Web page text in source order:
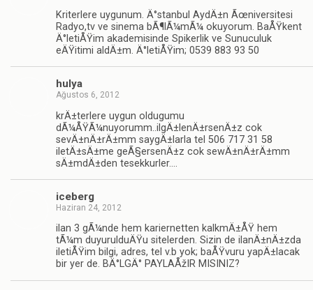
Kriterlere uygunum. Ä°stanbul AydÄ±n Ãœniversitesi
Radyo,tv ve sinema bÃ¶lÃ¼mÃ¼ okuyorum. BaÅŸkent
Ä°letiÅŸim akademisinde Spikerlik ve Sunuculuk
eÄŸitimi aldÄ±m. Ä°letiÅŸim; 0539 883 93 50
hulya
Ağustos 6, 2012
krÄ±terlere uygun oldugumu
dÃ¼ÅŸÃ¼nuyorumm..ilgÄ±lenÄ±rsenÄ±z cok
sevÄ±nÄ±rÄ±mm saygÄ±larla tel 506 717 31 58
iletÄ±sÄ±me geÃ§ersenÄ±z cok sewÄ±nÄ±rÄ±mm
sÄ±mdÄ±den tesekkurler….
iceberg
Haziran 24, 2012
ilan 3 gÃ¼nde hem kariernetten kalkmÄ±ÅŸ hem
tÃ¼m duyurulduÄŸu sitelerden. Sizin de ilanÄ±nÄ±zda
iletiÅŸim bilgi, adres, tel v.b yok; baÅŸvuru yapÄ±lacak
bir yer de. BÄ°LGÄ° PAYLAÅžIR MISINIZ?